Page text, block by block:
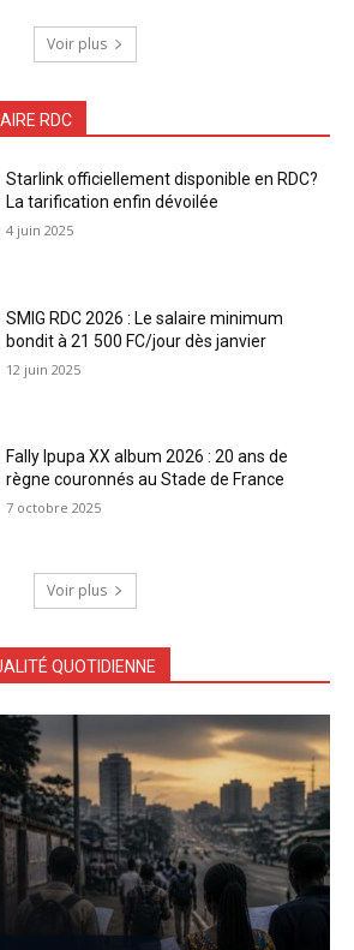
Voir plus
RDC
Starlink officiellement disponible en RDC?
La tarification enfin dévoilée
4 juin 2025
SMIG RDC 2026 : Le salaire minimum
bondit à 21 500 FC/jour dès janvier
12 juin 2025
Fally Ipupa XX album 2026 : 20 ans de
règne couronnés au Stade de France
7 octobre 2025
Voir plus
QUOTIDIENNE